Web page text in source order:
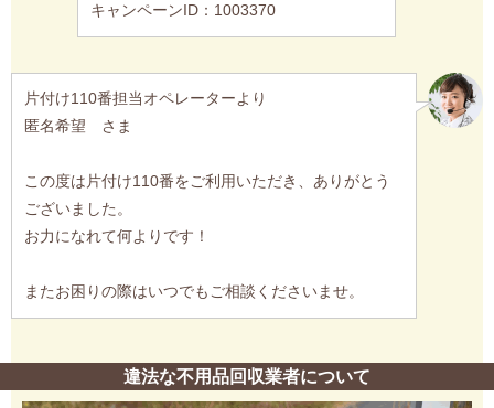
キャンペーンID：1003370
片付け110番担当オペレーターより
匿名希望 さま
この度は片付け110番をご利用いただき、ありがとう
ございました。
お力になれて何よりです！
またお困りの際はいつでもご相談くださいませ。
違法な不用品回収業者について